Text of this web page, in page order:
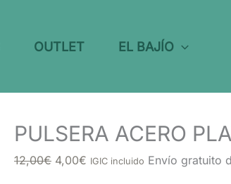
OUTLET EL BAJÍO
PULSERA ACERO
12,00€ El
4,00€ El
IGIC incluido Envío gratuito